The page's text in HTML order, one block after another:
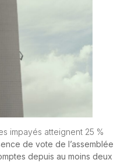
impayés atteignent 25 %
de vote de l’assemblée
depuis au moins deux